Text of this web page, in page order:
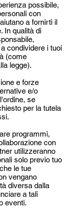
possibile,
con
a fornirti il
In qualità di
condividere i tuoi
(come
legge).
e forze
e/o
se
per la tutela
programmi,
con
utilizzeranno
solo previo tuo
le tue
vengano
diversa dalla
a tali
eventi.